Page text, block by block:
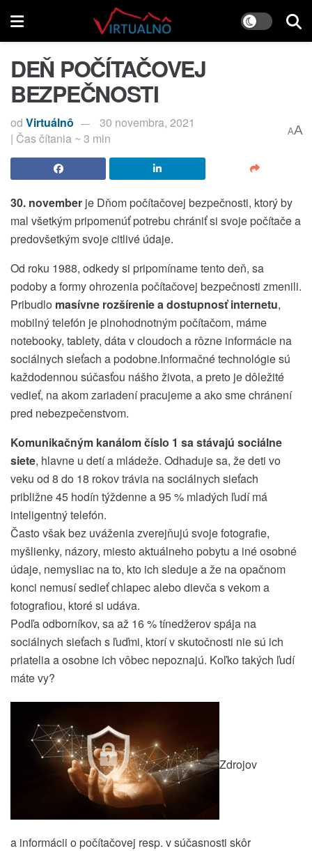
DEŇ POČÍTAČOVEJ
BEZPEČNOSTI
od Virtuálnô
30 novembra, 2021
| Čas čítania ~ 3 min
AA
30. november je Dňom počítačovej bezpečnosti, ktorý by
mal všetkým pripomenúť potrebu chrániť si svoje počítače a
predovšetkým svoje citlivé údaje.
Od roku 1988, odkedy si pripomíname tento deň, sa
podoby a formy ohrozenia počítačovej bezpečnosti zmenili.
Pribudlo masívne rozšírenie a dostupnosť internetu,
mobilný telefón je plnohodnotným počítačom, máme
notebooky, tablety, dáta v cloudoch a rôzne informácie na
sociálnych sieťach a podobne.Informačné technológie sú
každodennou súčasťou nášho života, a preto je dôležité
vedieť, na akom zariadení pracujeme a ako sme chránení
pred nebezpečenstvom.
Komunikačným kanálom číslo 1 sa stávajú sociálne
siete, hlavne u detí a mládeže. Odhaduje sa, že deti vo
veku od 8 do 18 rokov trávia na sociálnych sieťach
približne 45 hodín týždenne a 95 % mladých ľudí má
inteligentný telefón.
Často však bez uváženia zverejňujú svoje fotografie,
myšlienky, názory, miesto aktuálneho pobytu a iné osobné
údaje, nemysliac na to, kto ich sleduje a že na opačnom
konci nemusí sedieť chlapec alebo dievča s vekom a
fotografiou, ktoré si udáva.
Podľa odborníkov, sa až 16 % tínedžerov spája na
sociálnych sieťach s ľuďmi, ktorí v skutočnosti nie sú ich
priatelia a osobne ich vôbec nepoznajú. Koľko takých ľudí
máte vy?
Zdrojov
a informácii o počítačovej resp. v súčasnosti skôr